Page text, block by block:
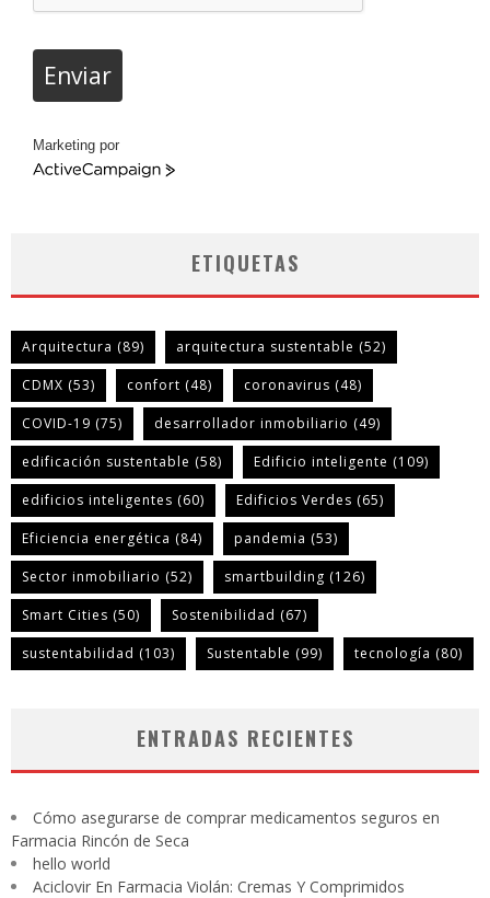
Enviar
Marketing por
ActiveCampaign
ETIQUETAS
Arquitectura (89) arquitectura sustentable (52)
CDMX (53) confort (48) coronavirus (48)
COVID-19 (75) desarrollador inmobiliario (49)
edificación sustentable (58) Edificio inteligente (109)
edificios inteligentes (60) Edificios Verdes (65)
Eficiencia energética (84) pandemia (53)
Sector inmobiliario (52) smartbuilding (126)
Smart Cities (50) Sostenibilidad (67)
sustentabilidad (103) Sustentable (99) tecnología (80)
ENTRADAS RECIENTES
Cómo asegurarse de comprar medicamentos seguros en
Farmacia Rincón de Seca
hello world
Aciclovir En Farmacia Violán: Cremas Y Comprimidos